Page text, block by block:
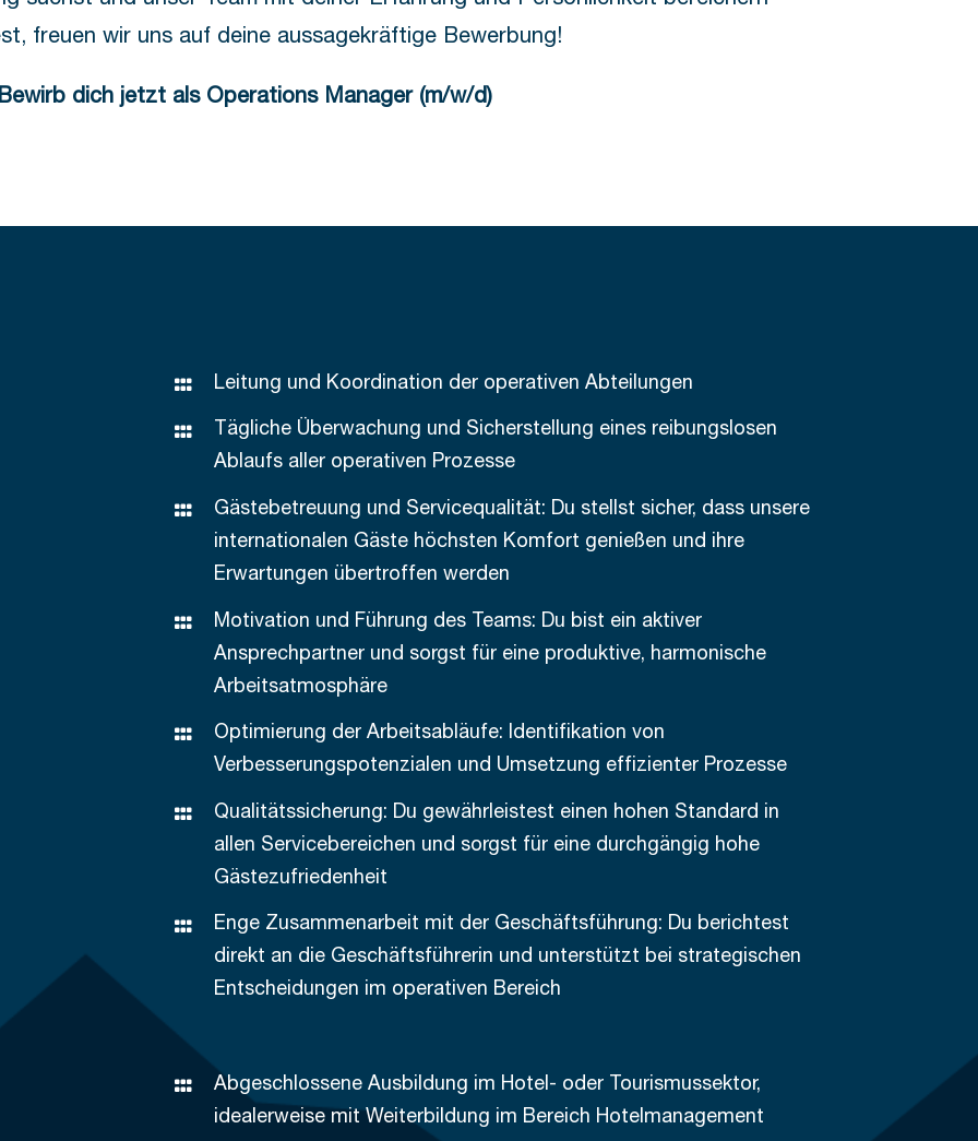
freuen wir uns auf deine aussagekräftige Bewerbung!
Bewirb dich jetzt als Operations Manager (m/w/d)
Leitung und Koordination der operativen Abteilungen
Tägliche Überwachung und Sicherstellung eines reibungslosen
Ablaufs aller operativen Prozesse
Gästebetreuung und Servicequalität: Du stellst sicher, dass unsere
internationalen Gäste höchsten Komfort genießen und ihre
Erwartungen übertroffen werden
Motivation und Führung des Teams: Du bist ein aktiver
Ansprechpartner und sorgst für eine produktive, harmonische
Arbeitsatmosphäre
Optimierung der Arbeitsabläufe: Identifikation von
Verbesserungspotenzialen und Umsetzung effizienter Prozesse
Qualitätssicherung: Du gewährleistest einen hohen Standard in
allen Servicebereichen und sorgst für eine durchgängig hohe
Gästezufriedenheit
Enge Zusammenarbeit mit der Geschäftsführung: Du berichtest
direkt an die Geschäftsführerin und unterstützt bei strategischen
Entscheidungen im operativen Bereich
Abgeschlossene Ausbildung im Hotel- oder Tourismussektor,
idealerweise mit Weiterbildung im Bereich Hotelmanagement